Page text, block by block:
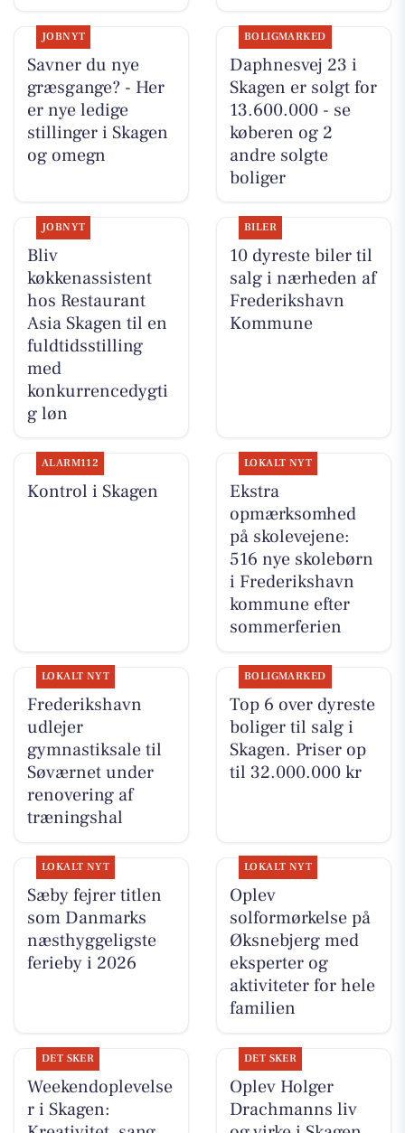
JOBNYT
Savner du nye
græsgange? - Her
er nye ledige
stillinger i Skagen
og omegn
BOLIGMARKED
Daphnesvej 23 i
Skagen er solgt for
13.600.000 - se
køberen og 2
andre solgte
boliger
JOBNYT
Bliv
køkkenassistent
hos Restaurant
Asia Skagen til en
fuldtidsstilling
med
konkurrencedygti
g løn
BILER
10 dyreste biler til
salg i nærheden af
Frederikshavn
Kommune
ALARM112
Kontrol i Skagen
LOKALT NYT
Ekstra
opmærksomhed
på skolevejene:
516 nye skolebørn
i Frederikshavn
kommune efter
sommerferien
LOKALT NYT
Frederikshavn
udlejer
gymnastiksale til
Søværnet under
renovering af
træningshal
BOLIGMARKED
Top 6 over dyreste
boliger til salg i
Skagen. Priser op
til 32.000.000 kr
LOKALT NYT
Sæby fejrer titlen
som Danmarks
næsthyggeligste
ferieby i 2026
LOKALT NYT
Oplev
solformørkelse på
Øksnebjerg med
eksperter og
aktiviteter for hele
familien
DET SKER
Weekendoplevelse
r i Skagen:
DET SKER
Oplev Holger
Drachmanns liv